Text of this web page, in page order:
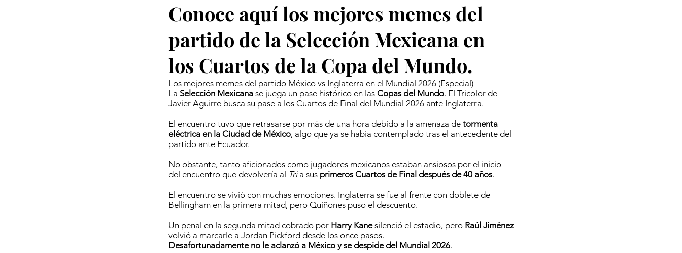
Conoce aquí los mejores memes del
partido de la Selección Mexicana en
los Cuartos de la Copa del Mundo.
Los mejores memes del partido México vs Inglaterra en el Mundial 2026 (Especial)
La Selección Mexicana se juega un pase histórico en las Copas del Mundo. El Tricolor de
Javier Aguirre busca su pase a los Cuartos de Final del Mundial 2026 ante Inglaterra.
El encuentro tuvo que retrasarse por más de una hora debido a la amenaza de tormenta
eléctrica en la Ciudad de México, algo que ya se había contemplado tras el antecedente del
partido ante Ecuador.
No obstante, tanto aficionados como jugadores mexicanos estaban ansiosos por el inicio
del encuentro que devolvería al Tria sus primeros Cuartos de Final después de 40 años.
El encuentro se vivió con muchas emociones. Inglaterra se fue al frente con doblete de
Bellingham en la primera mitad, pero Quiñones puso el descuento.
Un penal en la segunda mitad cobrado por Harry Kanesilenció el estadio, pero Raúl Jiménez
volvió a marcarle a Jordan Pickford desde los once pasos.
Desafortunadamente no le aclanzó a México y se despide del Mundial 2026.